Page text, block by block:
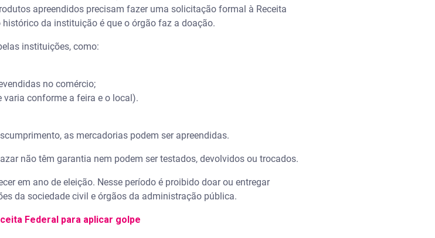
apreendidos precisam fazer uma solicitação formal à Receita
da instituição é que o órgão faz a doação.
instituições, como:
no comércio;
conforme a feira e o local).
as mercadorias podem ser apreendidas.
não têm garantia nem podem ser testados, devolvidos ou trocados.
em ano de eleição. Nesse período é proibido doar ou entregar
da sociedade civil e órgãos da administração pública.
Federal para aplicar golpe